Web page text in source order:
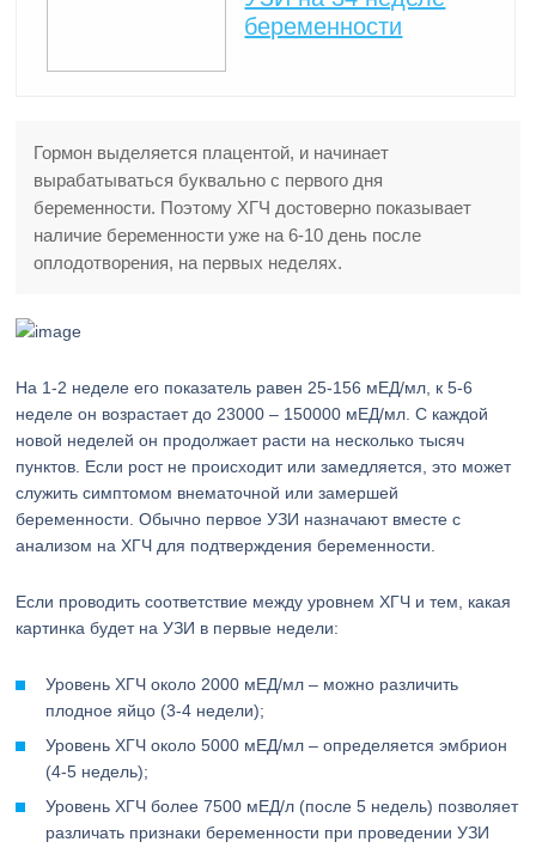
беременности
Гормон выделяется плацентой, и начинает
вырабатываться буквально с первого дня
беременности. Поэтому ХГЧ достоверно показывает
наличие беременности уже на 6-10 день после
оплодотворения, на первых неделях.
На 1-2 неделе его показатель равен 25-156 мЕД/мл, к 5-6
неделе он возрастает до 23000 – 150000 мЕД/мл. С каждой
новой неделей он продолжает расти на несколько тысяч
пунктов. Если рост не происходит или замедляется, это может
служить симптомом внематочной или замершей
беременности. Обычно первое УЗИ назначают вместе с
анализом на ХГЧ для подтверждения беременности.
Если проводить соответствие между уровнем ХГЧ и тем, какая
картинка будет на УЗИ в первые недели:
Уровень ХГЧ около 2000 мЕД/мл – можно различить
плодное яйцо (3-4 недели);
Уровень ХГЧ около 5000 мЕД/мл – определяется эмбрион
(4-5 недель);
Уровень ХГЧ более 7500 мЕД/л (после 5 недель) позволяет
различать признаки беременности при проведении УЗИ